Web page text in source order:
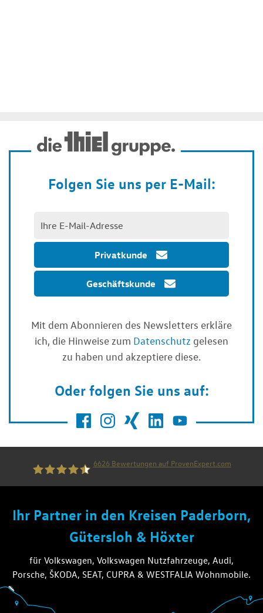
Folgen Sie uns per E-Mail:
Privatkunde
Geschäftskunde
Mit dem Abonnieren des Newsletters erkläre
ich, die Hinweise zum Datenschutz gelesen
zu haben und akzeptiere diese.
Oder folgen Sie uns auf:
6626 Bewertungen auf ProvenExpert.com
Ihr Partner in den Kreisen Paderborn,
Gütersloh & Höxter
für Volkswagen, Volkswagen Nutzfahrzeuge, Audi,
Porsche, ŠKODA, SEAT, CUPRA & WESTFALIA Wohnmobile.